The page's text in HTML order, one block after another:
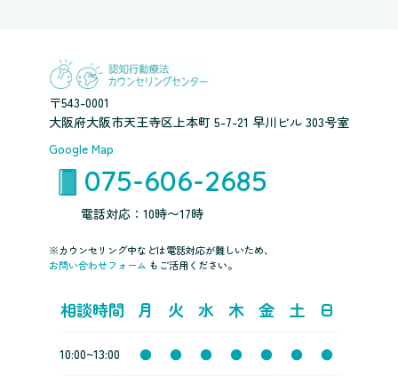
〒543-0001
大阪府大阪市天王寺区上本町 5-7-21 早川ビル 303号室
Google Map
075-606-2685
電話対応：10時〜17時
※カウンセリング中などは電話対応が難しいため、
お問い合わせフォーム もご活用ください。
相談時間 月 火 水 木 金 土 日
10:00~13:00 ● ● ● ● ● ● ●